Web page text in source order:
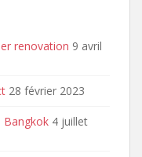
renovation 9 avril
28 février 2023
Bangkok 4 juillet